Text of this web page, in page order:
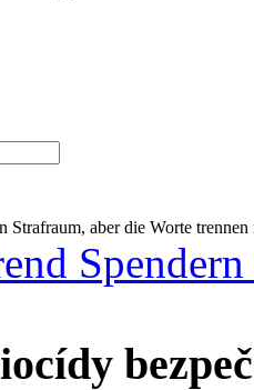
Strafraum, aber die Worte